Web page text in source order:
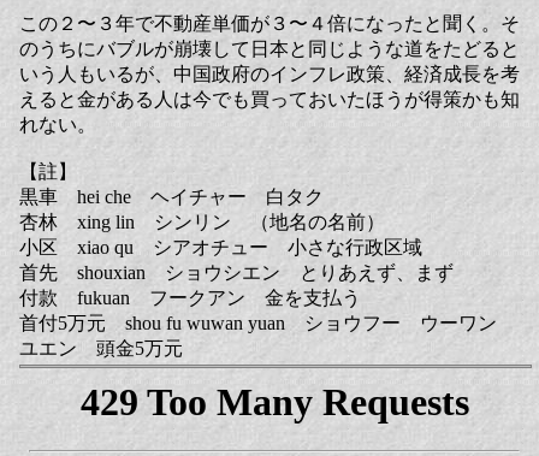
この２〜３年で不動産単価が３〜４倍になったと聞く。そ
のうちにバブルが崩壊して日本と同じような道をたどると
いう人もいるが、中国政府のインフレ政策、経済成長を考
えると金がある人は今でも買っておいたほうが得策かも知
れない。
【註】
黒車 hei che ヘイチャー 白タク
杏林 xing lin シンリン （地名の名前）
小区 xiao qu シアオチュー 小さな行政区域
首先 shouxian ショウシエン とりあえず、まず
付款 fukuan フークアン 金を支払う
首付5万元 shou fu wuwan yuan ショウフー ウーワン
ユエン 頭金5万元